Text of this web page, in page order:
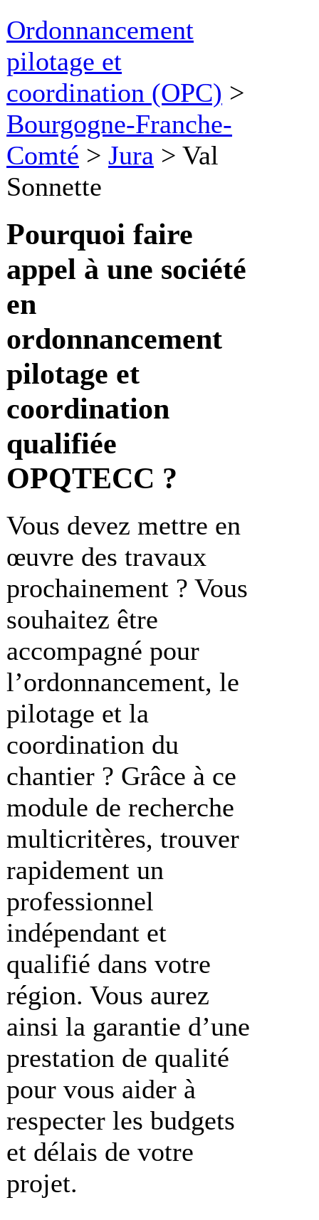
Ordonnancement
pilotage et
coordination (OPC) >
Bourgogne-Franche-
Comté > Jura > Val
Sonnette
Pourquoi faire
appel à une société
en
ordonnancement
pilotage et
coordination
qualifiée
OPQTECC ?
Vous devez mettre en
œuvre des travaux
prochainement ? Vous
souhaitez être
accompagné pour
l’ordonnancement, le
pilotage et la
coordination du
chantier ? Grâce à ce
module de recherche
multicritères, trouver
rapidement un
professionnel
indépendant et
qualifié dans votre
région. Vous aurez
ainsi la garantie d’une
prestation de qualité
pour vous aider à
respecter les budgets
et délais de votre
projet.